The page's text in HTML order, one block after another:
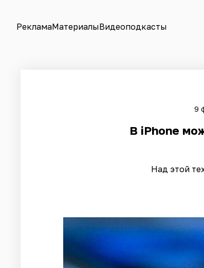
РекламаМатериалыВидеоподкасты
9
В iPhone
Над этой